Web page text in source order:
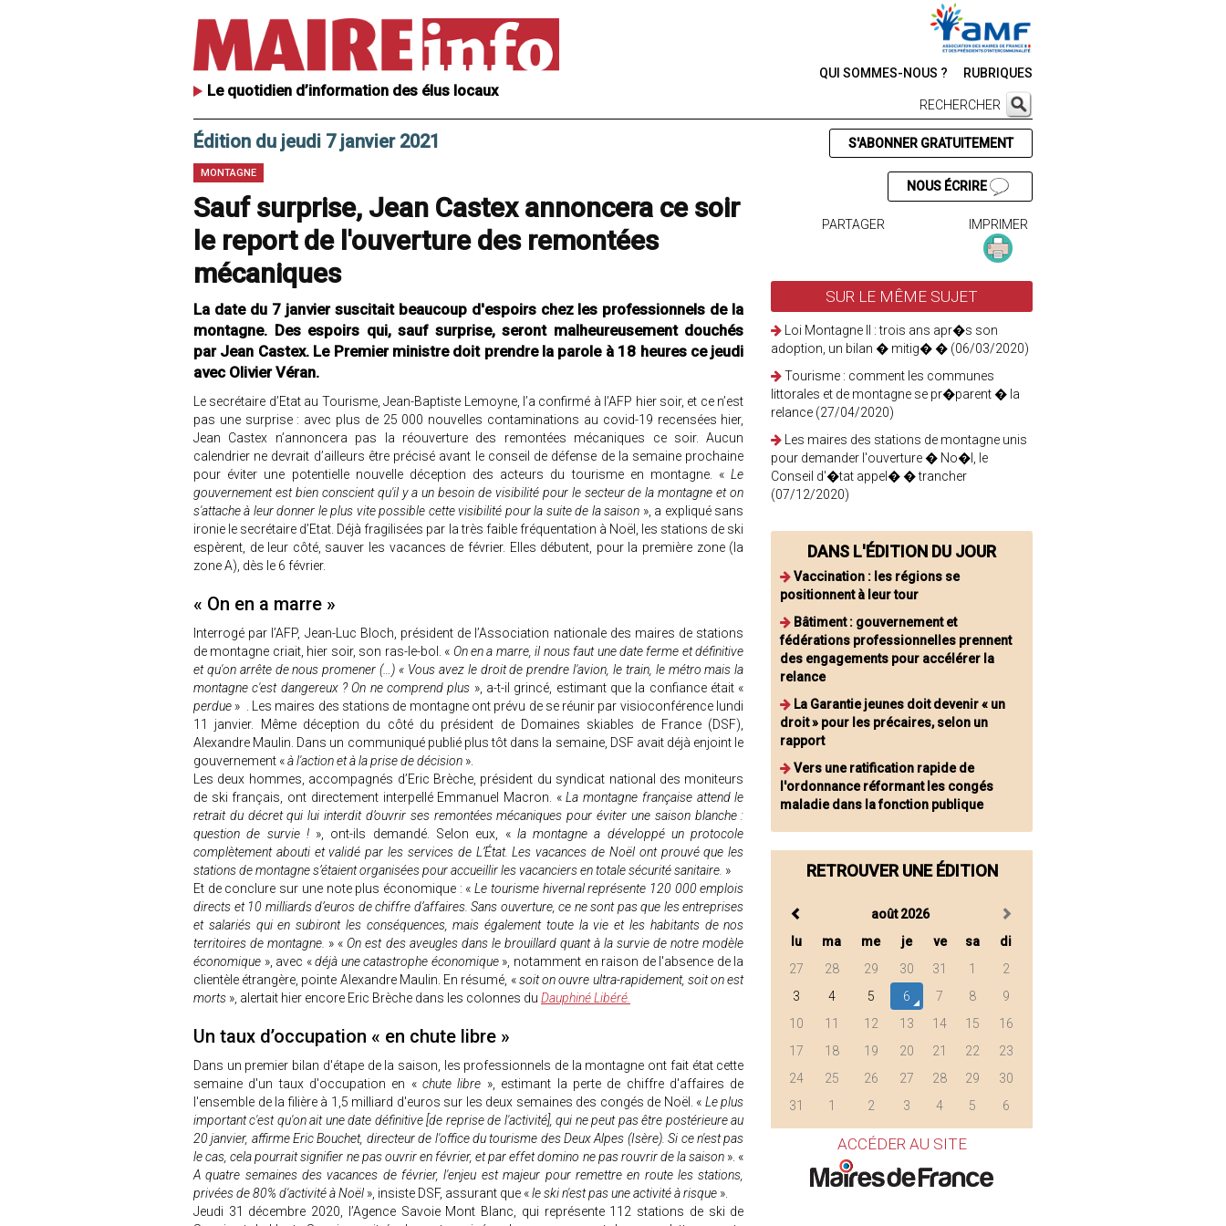
Le quotidien d’information des élus locaux
QUI SOMMES-NOUS ? RUBRIQUES
RECHERCHER
Édition du jeudi 7 janvier 2021
MONTAGNE
Sauf surprise, Jean Castex annoncera ce soir
le report de l'ouverture des remontées
mécaniques
La date du 7 janvier suscitait beaucoup d'espoirs chez les professionnels de la
montagne. Des espoirs qui, sauf surprise, seront malheureusement douchés
par Jean Castex. Le Premier ministre doit prendre la parole à 18 heures ce jeudi
avec Olivier Véran.
Le secrétaire d’Etat au Tourisme, Jean-Baptiste Lemoyne, l’a confirmé à l’AFP hier soir, et ce n’est
pas une surprise : avec plus de 25 000 nouvelles contaminations au covid-19 recensées hier,
Jean Castex n’annoncera pas la réouverture des remontées mécaniques ce soir. Aucun
calendrier ne devrait d’ailleurs être précisé avant le conseil de défense de la semaine prochaine
pour éviter une potentielle nouvelle déception des acteurs du tourisme en montagne. «Le
gouvernement est bien conscient qu'il y a un besoin de visibilité pour le secteur de la montagne et on
s'attache à leur donner le plus vite possible cette visibilité pour la suite de la saison », a expliqué sans
ironie le secrétaire d’Etat. Déjà fragilisées par la très faible fréquentation à Noël, les stations de ski
espèrent, de leur côté, sauver les vacances de février. Elles débutent, pour la première zone (la
zone A), dès le 6 février.
« On en a marre »
Interrogé par l’AFP, Jean-Luc Bloch, président de l’Association nationale des maires de stations
de montagne criait, hier soir, son ras-le-bol. « On en a marre, il nous faut une date ferme et définitive
et qu'on arrête de nous promener (…) « Vous avez le droit de prendre l'avion, le train, le métro mais la
montagne c'est dangereux ? On ne comprend plus », a-t-il grincé, estimant que la confiance était «
perdue » . Les maires des stations de montagne ont prévu de se réunir par visioconférence lundi
11 janvier. Même déception du côté du président de Domaines skiables de France (DSF),
Alexandre Maulin. Dans un communiqué publié plus tôt dans la semaine, DSF avait déjà enjoint le
gouvernement «à l'action et à la prise de décision ».
Les deux hommes, accompagnés d’Eric Brèche, président du syndicat national des moniteurs
de ski français, ont directement interpellé Emmanuel Macron. «La montagne française attend le
retrait du décret qui lui interdit d’ouvrir ses remontées mécaniques pour éviter une saison blanche :
question de survie ! », ont-ils demandé. Selon eux, « la montagne a développé un protocole
complètement abouti et validé par les services de L’État. Les vacances de Noël ont prouvé que les
stations de montagne s’étaient organisées pour accueillir les vacanciers en totale sécurité sanitaire. »
Et de conclure sur une note plus économique : «Le tourisme hivernal représente 120 000 emplois
directs et 10 milliards d’euros de chiffre d’affaires. Sans ouverture, ce ne sont pas que les entreprises
et salariés qui en subiront les conséquences, mais également toute la vie et les habitants de nos
territoires de montagne. » «On est des aveugles dans le brouillard quant à la survie de notre modèle
économique », avec «déjà une catastrophe économique », notamment en raison de l'absence de la
clientèle étrangère, pointe Alexandre Maulin. En résumé, «soit on ouvre ultra-rapidement, soit on est
morts », alertait hier encore Eric Brèche dans les colonnes du Dauphiné Libéré.
Un taux d’occupation « en chute libre »
Dans un premier bilan d'étape de la saison, les professionnels de la montagne ont fait état cette
semaine d'un taux d'occupation en «chute libre », estimant la perte de chiffre d'affaires de
l'ensemble de la filière à 1,5 milliard d'euros sur les deux semaines des congés de Noël. « Le plus
important c'est qu'on ait une date définitive [de reprise de l'activité], qui ne peut pas être postérieure au
20 janvier, affirme Eric Bouchet, directeur de l'office du tourisme des Deux Alpes (Isère). Si ce n'est pas
le cas, cela pourrait signifier ne pas ouvrir en février, et par effet domino ne pas rouvrir de la saison ». «
A quatre semaines des vacances de février, l'enjeu est majeur pour remettre en route les stations,
privées de 80% d'activité à Noël », insiste DSF, assurant que «le ski n'est pas une activité à risque ».
Jeudi 31 décembre 2020, l’Agence Savoie Mont Blanc, qui représente 112 stations de ski de
S'ABONNER GRATUITEMENT
NOUS ÉCRIRE
PARTAGER IMPRIMER
SUR LE MÊME SUJET
Loi Montagne II : trois ans apr�s son
adoption, un bilan � mitig� � (06/03/2020)
Tourisme : comment les communes
littorales et de montagne se pr�parent � la
relance (27/04/2020)
Les maires des stations de montagne unis
pour demander l'ouverture � No�l, le
Conseil d'�tat appel� � trancher
(07/12/2020)
DANS L'ÉDITION DU JOUR
Vaccination : les régions se
positionnent à leur tour
Bâtiment : gouvernement et
fédérations professionnelles prennent
des engagements pour accélérer la
relance
La Garantie jeunes doit devenir « un
droit » pour les précaires, selon un
rapport
Vers une ratification rapide de
l'ordonnance réformant les congés
maladie dans la fonction publique
RETROUVER UNE ÉDITION
août 2026
lu
ma me je ve sa
di
27
28 29 30 31 1
2
3
4 5 6 7 8
9
10
11 12 13 14 15
16
17
18 19 20 21 22
23
24
25 26 27 28 29
30
31
1 2 3 4 5 6
ACCÉDER AU SITE